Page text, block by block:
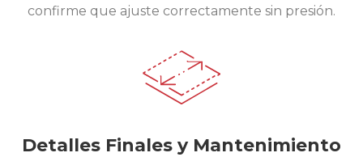
confirme que ajuste correctamente sin presión.
Detalles Finales y Mantenimiento